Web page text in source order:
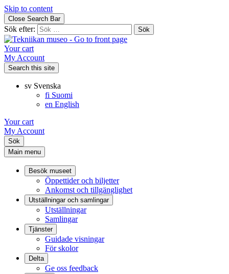
Skip to content
Close Search Bar
Sök efter:
Your cart
My Account
Search this site
sv Svenska
fi Suomi
en English
Your cart
My Account
Sök
Main menu
Besök museet
Öppettider och biljetter
Ankomst och tillgänglighet
Utställningar och samlingar
Utställningar
Samlingar
Tjänster
Guidade visningar
För skolor
Delta
Ge oss feedback